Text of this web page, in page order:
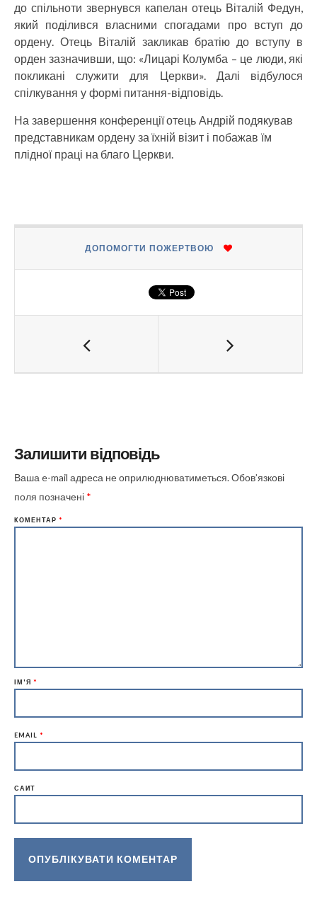
до спільноти звернувся капелан отець Віталій Федун,
який поділився власними спогадами про вступ до
ордену. Отець Віталій закликав братію до вступу в
орден зазначивши, що: «Лицарі Колумба – це люди, які
покликані служити для Церкви». Далі відбулося
спілкування у формі питання-відповідь.
На завершення конференції отець Андрій подякував
представникам ордену за їхній візит і побажав їм
плідної праці на благо Церкви.
ДОПОМОГТИ ПОЖЕРТВОЮ
Залишити відповідь
Ваша e-mail адреса не оприлюднюватиметься.Обов’язкові
поля позначені *
КОМЕНТАР *
ІМ'Я *
EMAIL *
САЙТ